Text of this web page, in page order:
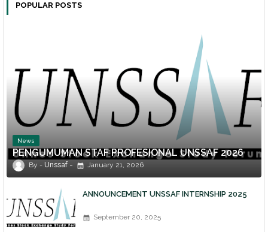
POPULAR POSTS
News
PENGUMUMAN STAF PROFESIONAL UNSSAF 2026
Unssaf January 21, 2026
ANNOUNCEMENT UNSSAF INTERNSHIP 2025
September 20, 2025